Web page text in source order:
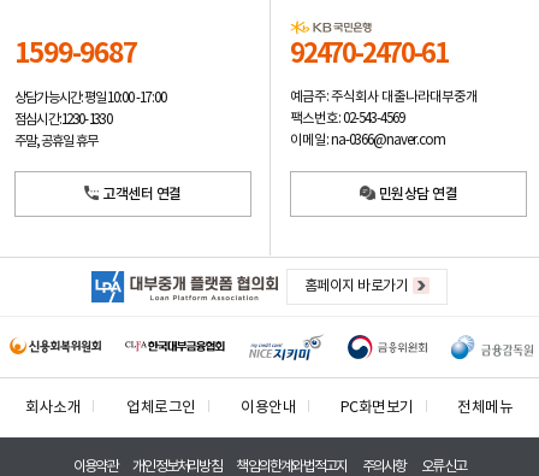
1599-9687
상담가능시간: 평일10:00 -17:00
점심시간: 12:30 - 13:30
주말, 공휴일 휴무
고객센터 연결
92470-2470-61
예금주: 주식회사 대출나라대부중개
팩스번호: 02-543-4569
이메일: na-0366@naver.com
민원상담 연결
홈페이지 바로가기
회사소개 업체로그인 이용안내 PC화면보기 전체메뉴
이용약관 개인정보처리방침 책임의한계와법적고지 주의사항 오류신고